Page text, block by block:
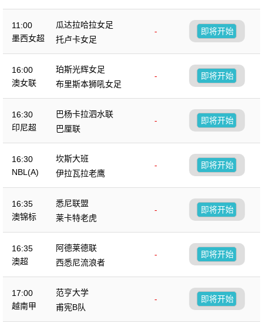
11:00
墨西女超
瓜达拉哈拉女足
-
托卢卡女足
即将开始
16:00
澳女联
珀斯光辉女足
-
布里斯本狮吼女足
即将开始
16:30
印尼超
巴杨卡拉泗水联
-
巴厘联
即将开始
16:30
NBL(A)
坎斯大班
-
伊拉瓦拉老鹰
即将开始
16:35
澳锦标
悉尼联盟
-
莱卡特老虎
即将开始
16:35
澳超
阿德莱德联
-
西悉尼流浪者
即将开始
17:00
越南甲
范亨大学
-
甫宪B队
即将开始